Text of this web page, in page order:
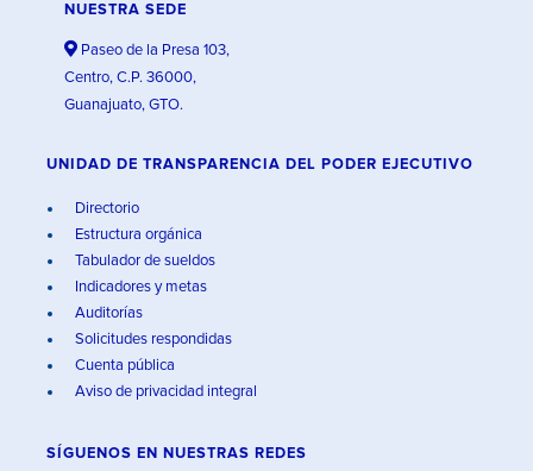
NUESTRA SEDE
Paseo de la Presa 103,
Centro, C.P. 36000,
Guanajuato, GTO.
UNIDAD DE TRANSPARENCIA DEL PODER EJECUTIVO
Directorio
Estructura orgánica
Tabulador de sueldos
Indicadores y metas
Auditorías
Solicitudes respondidas
Cuenta pública
Aviso de privacidad integral
SÍGUENOS EN NUESTRAS REDES